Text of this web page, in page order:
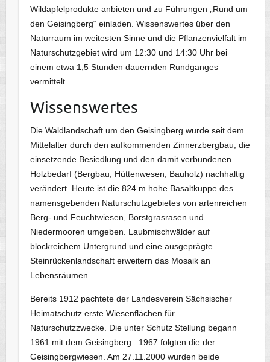
Wildapfelprodukte anbieten und zu Führungen „Rund um
den Geisingberg“ einladen. Wissenswertes über den
Naturraum im weitesten Sinne und die Pflanzenvielfalt im
Naturschutzgebiet wird um 12:30 und 14:30 Uhr bei
einem etwa 1,5 Stunden dauernden Rundganges
vermittelt.
Wissenswertes
Die Waldlandschaft um den Geisingberg wurde seit dem
Mittelalter durch den aufkommenden Zinnerzbergbau, die
einsetzende Besiedlung und den damit verbundenen
Holzbedarf (Bergbau, Hüttenwesen, Bauholz) nachhaltig
verändert. Heute ist die 824 m hohe Basaltkuppe des
namensgebenden Naturschutzgebietes von artenreichen
Berg- und Feuchtwiesen, Borstgrasrasen und
Niedermooren umgeben. Laubmischwälder auf
blockreichem Untergrund und eine ausgeprägte
Steinrückenlandschaft erweitern das Mosaik an
Lebensräumen.
Bereits 1912 pachtete der Landesverein Sächsischer
Heimatschutz erste Wiesenflächen für
Naturschutzzwecke. Die unter Schutz Stellung begann
1961 mit dem Geisingberg . 1967 folgten die der
Geisingbergwiesen. Am 27.11.2000 wurden beide